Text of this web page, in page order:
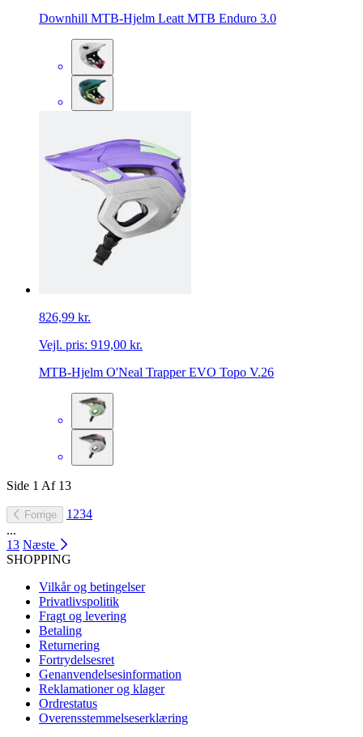
Downhill MTB-Hjelm Leatt MTB Enduro 3.0
826,99 kr.
Vejl. pris: 919,00 kr.
MTB-Hjelm O'Neal Trapper EVO Topo V.26
Side 1 Af 13
Forrige 1 234
...
13 Næste
SHOPPING
Vilkår og betingelser
Privatlivspolitik
Fragt og levering
Betaling
Returnering
Fortrydelsesret
Genanvendelsesinformation
Reklamationer og klager
Ordrestatus
Overensstemmelseserklæring